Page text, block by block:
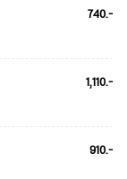
740.-
1,110.-
910.-